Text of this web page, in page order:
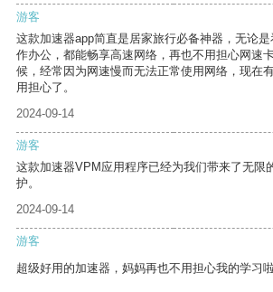
游客
这款加速器app简直是居家旅行必备神器，无论
作办公，都能畅享高速网络，再也不用担心网速
候，经常因为网速慢而无法正常使用网络，现在
用担心了。
2024-09-14
游客
这款加速器VPM应用程序已经为我们带来了无限
护。
2024-09-14
游客
超级好用的加速器，妈妈再也不用担心我的学习啦